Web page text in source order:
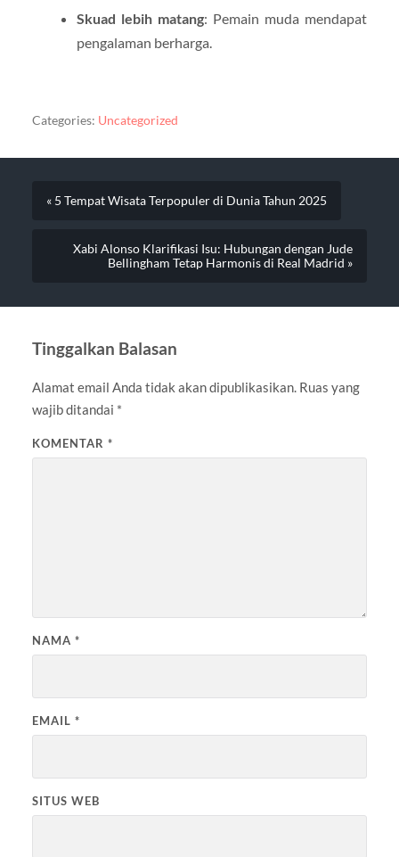
Skuad lebih matang: Pemain muda mendapat
pengalaman berharga.
Categories: Uncategorized
« 5 Tempat Wisata Terpopuler di Dunia Tahun 2025
Xabi Alonso Klarifikasi Isu: Hubungan dengan Jude
Bellingham Tetap Harmonis di Real Madrid »
Tinggalkan Balasan
Alamat email Anda tidak akan dipublikasikan. Ruas yang
wajib ditandai *
KOMENTAR *
NAMA *
EMAIL *
SITUS WEB